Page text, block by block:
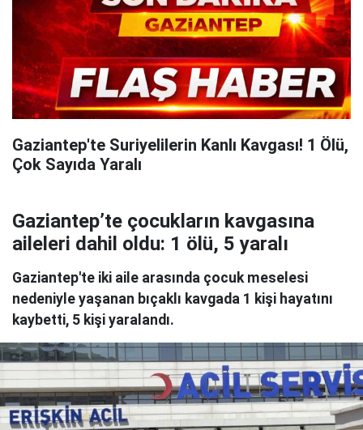
Gaziantep'te Suriyelilerin Kanlı Kavgası! 1 Ölü,
Çok Sayıda Yaralı
Gaziantep’te çocukların kavgasına
aileleri dahil oldu: 1 ölü, 5 yaralı
Gaziantep'te iki aile arasında çocuk meselesi
nedeniyle yaşanan bıçaklı kavgada 1 kişi hayatını
kaybetti, 5 kişi yaralandı.